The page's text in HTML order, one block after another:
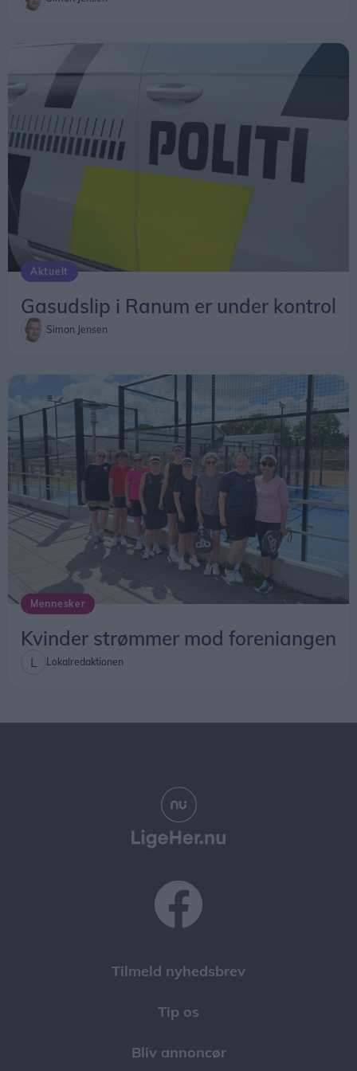
Aktuelt
Gasudslip i Ranum er under kontrol
Simon Jensen
Mennesker
Kvinder strømmer mod foreniangen
Lokalredaktionen
Tilmeld nyhedsbrev
Tip os
Bliv annoncør